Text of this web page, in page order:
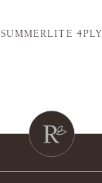
SUMMERLITE 4PLY